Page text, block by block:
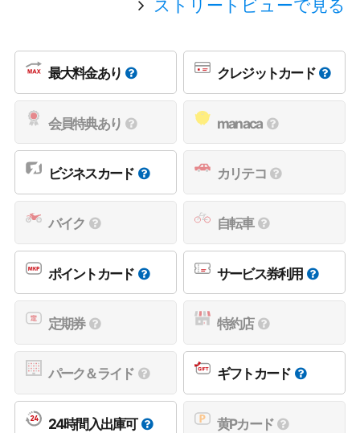
ストリートビューで見る
最大料金あり クレジットカード
会員特典あり manaca
ビジネスカード カリテコ
バイク 自転車
ポイントカード サービス券利用
定期券 特約店
パーク＆ライド ギフトカード
24時間入出庫可 黄Pカード